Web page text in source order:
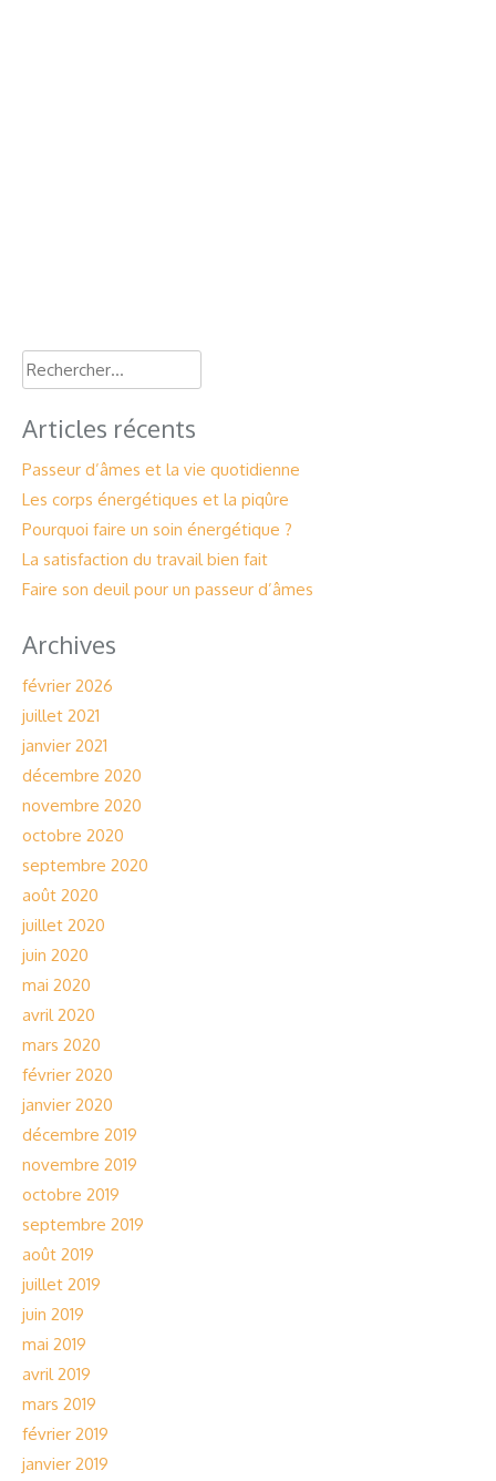
Rechercher :
Articles récents
Passeur d’âmes et la vie quotidienne
Les corps énergétiques et la piqûre
Pourquoi faire un soin énergétique ?
La satisfaction du travail bien fait
Faire son deuil pour un passeur d’âmes
Archives
février 2026
juillet 2021
janvier 2021
décembre 2020
novembre 2020
octobre 2020
septembre 2020
août 2020
juillet 2020
juin 2020
mai 2020
avril 2020
mars 2020
février 2020
janvier 2020
décembre 2019
novembre 2019
octobre 2019
septembre 2019
août 2019
juillet 2019
juin 2019
mai 2019
avril 2019
mars 2019
février 2019
janvier 2019